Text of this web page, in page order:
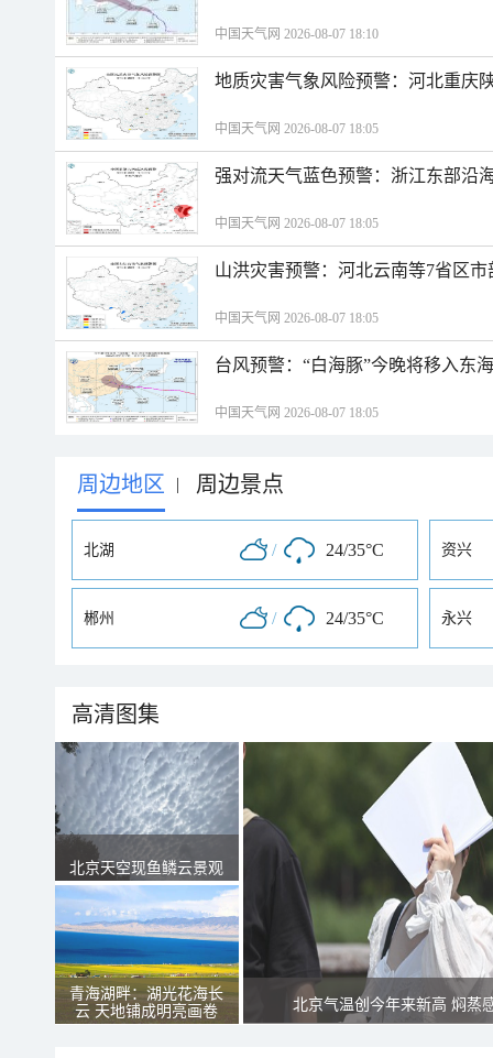
中国天气网 2026-08-07 18:10
地质灾害气象风险预警：河北重庆
中国天气网 2026-08-07 18:05
强对流天气蓝色预警：浙江东部沿
中国天气网 2026-08-07 18:05
山洪灾害预警：河北云南等7省区
中国天气网 2026-08-07 18:05
台风预警：“白海豚”今晚将移入东
中国天气网 2026-08-07 18:05
周边地区 | 周边景点
北湖 / 24/35°C 资兴
郴州 / 24/35°C 永兴
高清图集
北京天空现鱼鳞云景观
青海湖畔：湖光花海长
云 天地铺成明亮画卷
北京气温创今年来新高 焖蒸